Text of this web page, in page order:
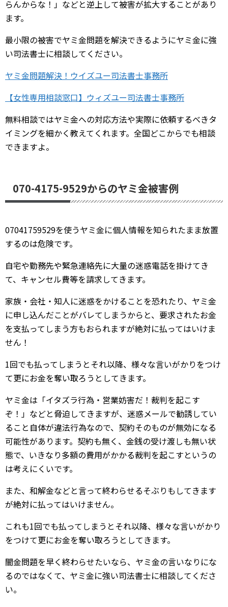
らんからな！」などと逆上して被害が拡大することがあり
ます。
最小限の被害でヤミ金問題を解決できるようにヤミ金に強
い司法書士に相談してください。
ヤミ金問題解決！ウイズユー司法書士事務所
【女性専用相談窓口】ウィズユー司法書士事務所
無料相談ではヤミ金への対応方法や実際に依頼するべきタ
イミングを細かく教えてくれます。全国どこからでも相談
できますよ。
070-4175-9529からのヤミ金被害例
07041759529を使うヤミ金に個人情報を知られたまま放置
するのは危険です。
自宅や勤務先や緊急連絡先に大量の迷惑電話を掛けてき
て、キャンセル費等を請求してきます。
家族・会社・知人に迷惑をかけることを恐れたり、ヤミ金
に申し込んだことがバレてしまうからと、要求されたお金
を支払ってしまう方もおられますが絶対に払ってはいけま
せん！
1回でも払ってしまうとそれ以降、様々な言いがかりをつけ
て更にお金を奪い取ろうとしてきます。
ヤミ金は「イタズラ行為・営業妨害だ！裁判を起こす
ぞ！」などと脅迫してきますが、迷惑メールで勧誘してい
ること自体が違法行為なので、契約そのものが無効になる
可能性があります。契約も無く、金銭の受け渡しも無い状
態で、いきなり多額の費用がかかる裁判を起こすというの
は考えにくいです。
また、和解金などと言って終わらせるそぶりもしてきます
が絶対に払ってはいけません。
これも1回でも払ってしまうとそれ以降、様々な言いがかり
をつけて更にお金を奪い取ろうとしてきます。
闇金問題を早く終わらせたいなら、ヤミ金の言いなりにな
るのではなくて、ヤミ金に強い司法書士に相談してくださ
い。